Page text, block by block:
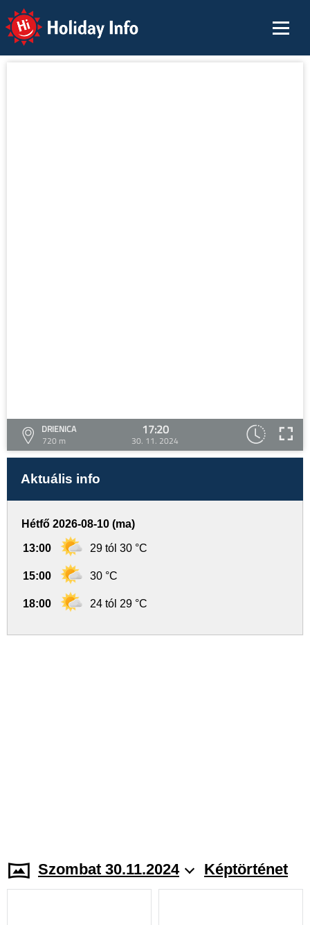
Holiday Info
DRIENICA
720 m
17:20
30. 11. 2024
Aktuális info
Hétfő 2026-08-10 (ma)
13:00 29 tól 30 °C
15:00 30 °C
18:00 24 tól 29 °C
Szombat 30.11.2024 Képtörténet